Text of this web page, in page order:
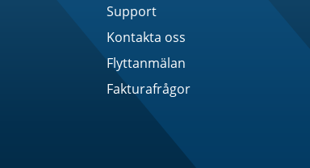
Support
Kontakta oss
Flyttanmälan
Fakturafrågor